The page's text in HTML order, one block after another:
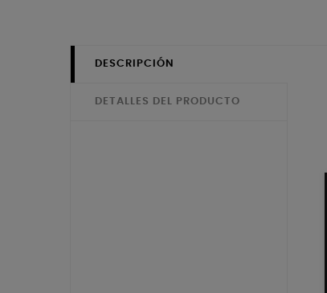
DESCRIPCIÓN
DETALLES DEL PRODUCTO